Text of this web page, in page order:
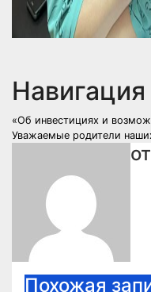
«Об инвестициях и
Уважаемые родители
от
Похожая